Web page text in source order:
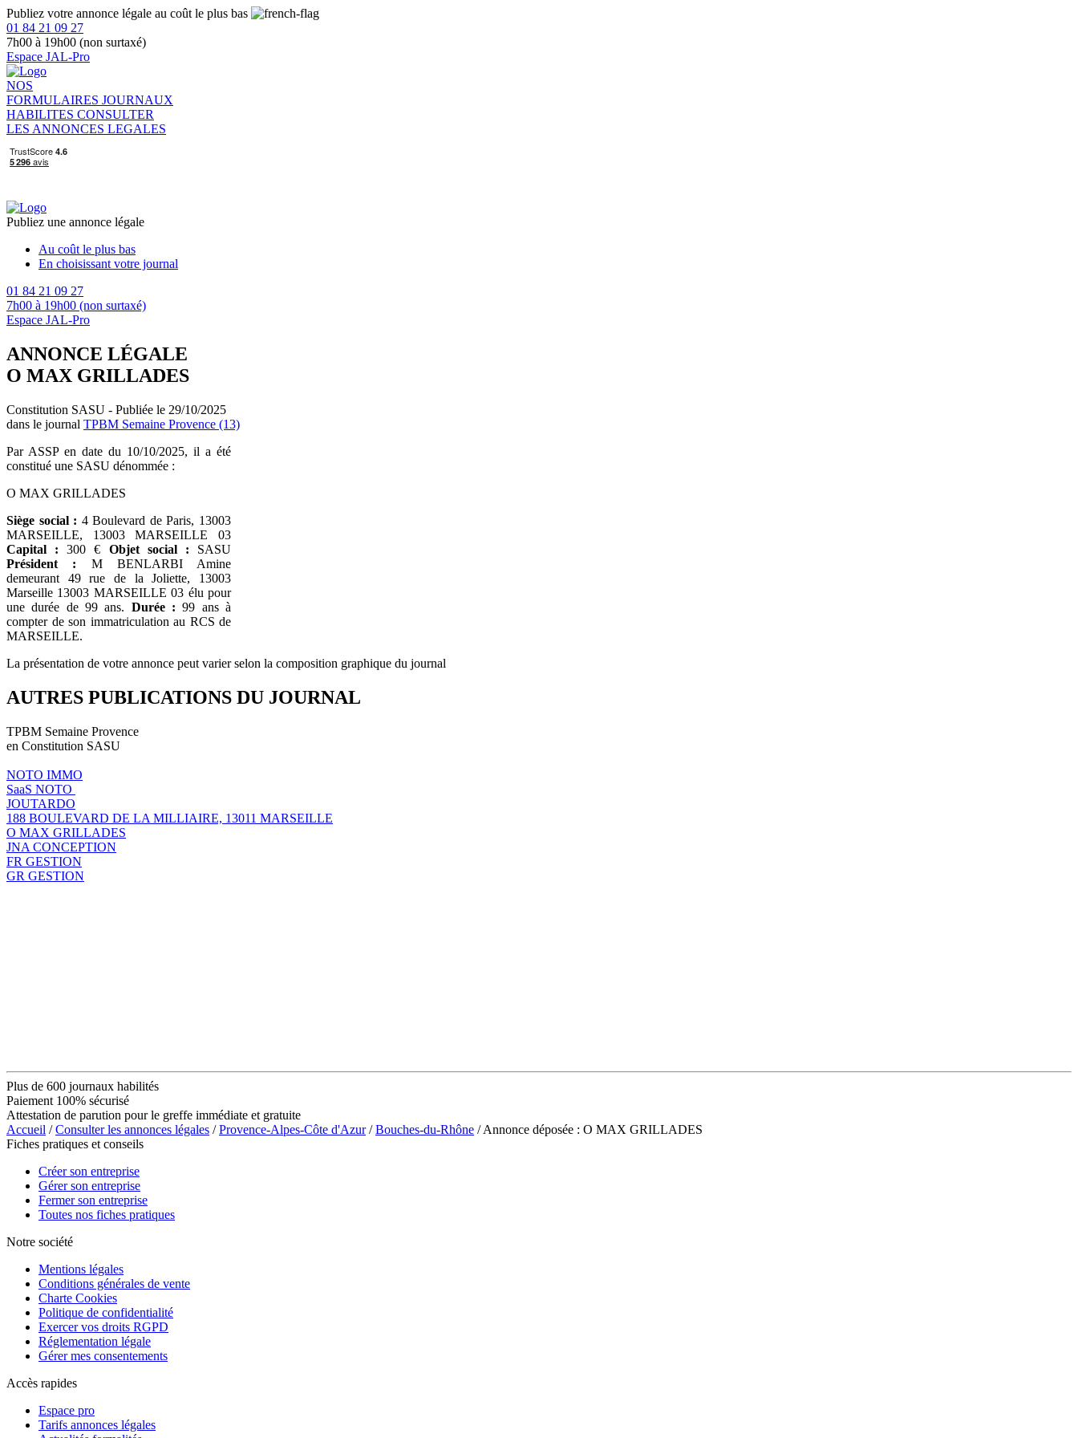
Publiez votre annonce légale au coût le plus bas
01 84 21 09 27
7h00 à 19h00 (non surtaxé)
Espace JAL-Pro
NOS
FORMULAIRES JOURNAUX
HABILITES CONSULTER
LES ANNONCES LEGALES
Publiez une annonce légale
Au coût le plus bas
En choisissant votre journal
01 84 21 09 27
7h00 à 19h00 (non surtaxé)
Espace JAL-Pro
ANNONCE LÉGALE
O MAX GRILLADES
Constitution SASU - Publiée le 29/10/2025
dans le journal TPBM Semaine Provence (13)
Par ASSP en date du 10/10/2025, il a été
constitué une SASU dénommée :
O MAX GRILLADES
Siège social : 4 Boulevard de Paris, 13003
MARSEILLE, 13003 MARSEILLE 03
Capital : 300 € Objet social : SASU
Président : M BENLARBI Amine
demeurant 49 rue de la Joliette, 13003
Marseille 13003 MARSEILLE 03 élu pour
une durée de 99 ans. Durée : 99 ans à
compter de son immatriculation au RCS de
MARSEILLE.
La présentation de votre annonce peut varier selon la composition graphique du journal
AUTRES PUBLICATIONS DU JOURNAL
TPBM Semaine Provence
en Constitution SASU
NOTO IMMO
SaaS NOTO
JOUTARDO
188 BOULEVARD DE LA MILLIAIRE, 13011 MARSEILLE
O MAX GRILLADES
JNA CONCEPTION
FR GESTION
GR GESTION
Plus de 600 journaux habilités
Paiement 100% sécurisé
Attestation de parution pour le greffe immédiate et gratuite
Accueil /Consulter les annonces légales /Provence-Alpes-Côte d'Azur/Bouches-du-Rhône / Annonce déposée : O MAX GRILLADES
Fiches pratiques et conseils
Créer son entreprise
Gérer son entreprise
Fermer son entreprise
Toutes nos fiches pratiques
Notre société
Mentions légales
Conditions générales de vente
Charte Cookies
Politique de confidentialité
Exercer vos droits RGPD
Réglementation légale
Gérer mes consentements
Accès rapides
Espace pro
Tarifs annonces légales